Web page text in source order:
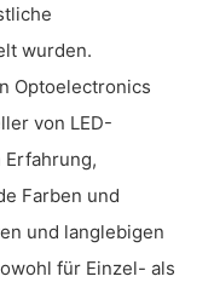
wurden.
Optoelectronics
von LED-
Erfahrung,
Farben und
und langlebigen
für Einzel- als